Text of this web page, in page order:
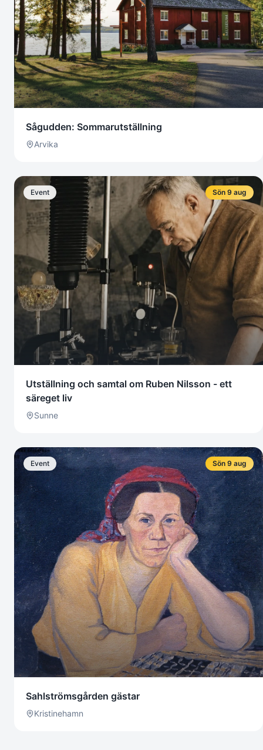
Sågudden: Sommarutställning
Arvika
Event Sön 9 aug
Utställning och samtal om Ruben Nilsson - ett
säreget liv
Sunne
Event Sön 9 aug
Sahlströmsgården gästar
Kristinehamn